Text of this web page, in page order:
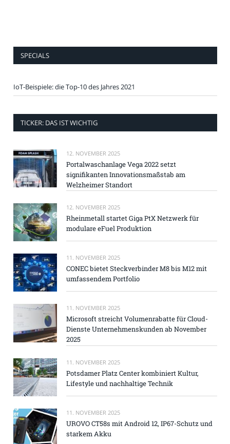
SPECIALS
IoT-Beispiele: die Top-10 des Jahres 2021
TICKER: DAS IST WICHTIG
12. NOVEMBER 2025
Portalwaschanlage Vega 2022 setzt
signifikanten Innovationsmaßstab am
Welzheimer Standort
12. NOVEMBER 2025
Rheinmetall startet Giga PtX Netzwerk für
modulare eFuel Produktion
11. NOVEMBER 2025
CONEC bietet Steckverbinder M8 bis M12 mit
umfassendem Portfolio
11. NOVEMBER 2025
Microsoft streicht Volumenrabatte für Cloud-
Dienste Unternehmenskunden ab November
2025
11. NOVEMBER 2025
Potsdamer Platz Center kombiniert Kultur,
Lifestyle und nachhaltige Technik
11. NOVEMBER 2025
UROVO CT58s mit Android 12, IP67-Schutz und
starkem Akku